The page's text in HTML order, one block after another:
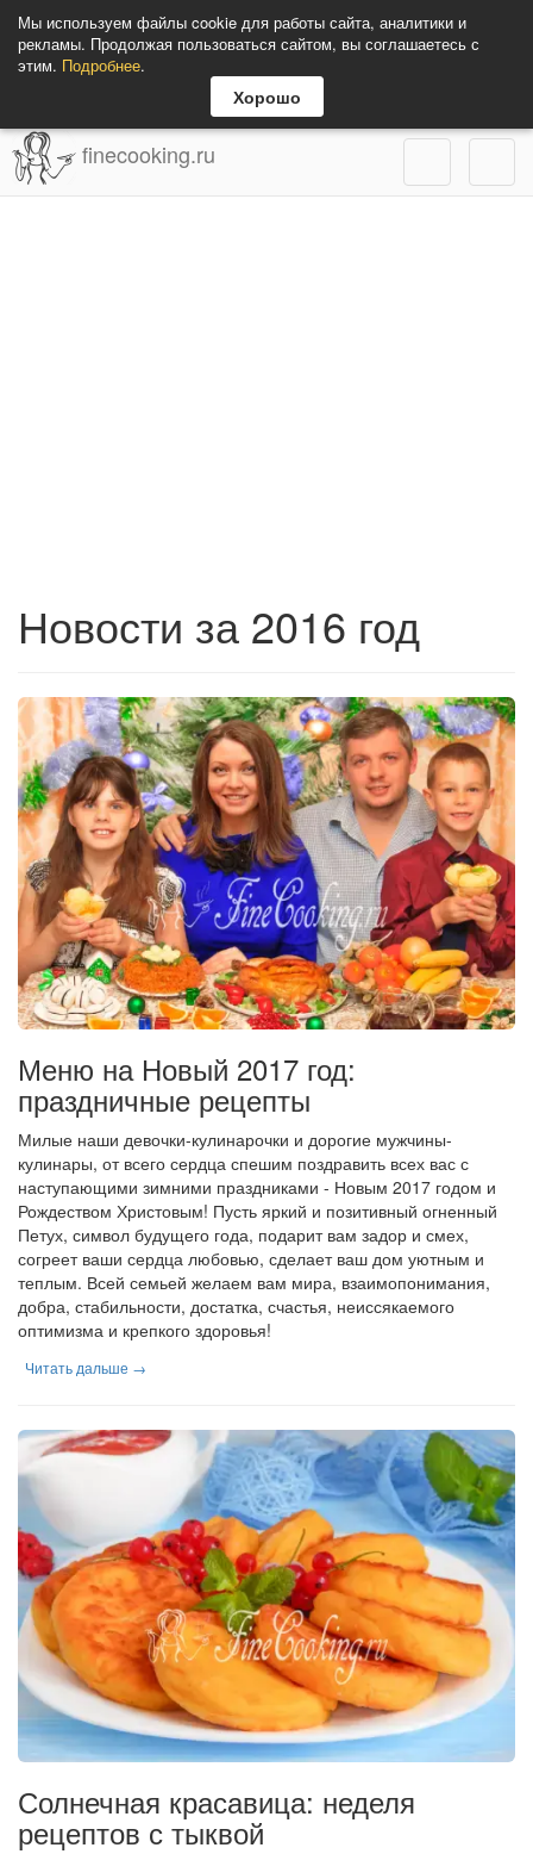
Мы используем файлы cookie для работы сайта, аналитики и
рекламы. Продолжая пользоваться сайтом, вы соглашаетесь с
этим. Подробнее.
Хорошо
finecooking.ru
Новости за 2016 год
Меню на Новый 2017 год:
праздничные рецепты
Милые наши девочки-кулинарочки и дорогие мужчины-
кулинары, от всего сердца спешим поздравить всех вас с
наступающими зимними праздниками - Новым 2017 годом и
Рождеством Христовым! Пусть яркий и позитивный огненный
Петух, символ будущего года, подарит вам задор и смех,
согреет ваши сердца любовью, сделает ваш дом уютным и
теплым. Всей семьей желаем вам мира, взаимопонимания,
добра, стабильности, достатка, счастья, неиссякаемого
оптимизма и крепкого здоровья!
Читать дальше →
Солнечная красавица: неделя
рецептов с тыквой